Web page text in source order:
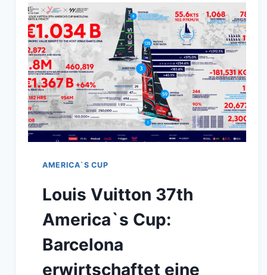
CARL
BORLENGHI
AMERICA`S CUP
Louis Vuitton 37th
America`s Cup:
Barcelona
erwirtschaftet eine